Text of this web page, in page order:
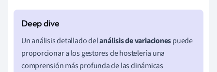
Un análisis detallado delanálisis de variacionespuede
proporcionar a los gestores de hostelería una
comprensión más profunda de las dinámicas